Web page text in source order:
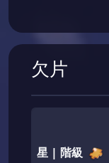
欠片
星 | 階級